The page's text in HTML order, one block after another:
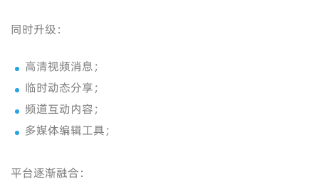
同时升级：
高清视频消息；
临时动态分享；
频道互动内容；
多媒体编辑工具；
平台逐渐融合：